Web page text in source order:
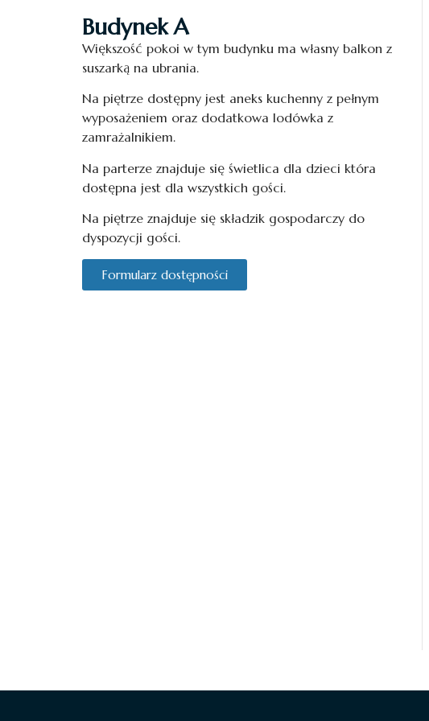
Budynek A
Większość pokoi w tym budynku ma własny balkon z
suszarką na ubrania.
Na piętrze dostępny jest aneks kuchenny z pełnym
wyposażeniem oraz dodatkowa lodówka z
zamrażalnikiem.
Na parterze znajduje się świetlica dla dzieci która
dostępna jest dla wszystkich gości.
Na piętrze znajduje się składzik gospodarczy do
dyspozycji gości.
Formularz dostępności